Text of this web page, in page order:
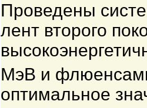
Проведены
лент второго
МэВ и
оптимальное